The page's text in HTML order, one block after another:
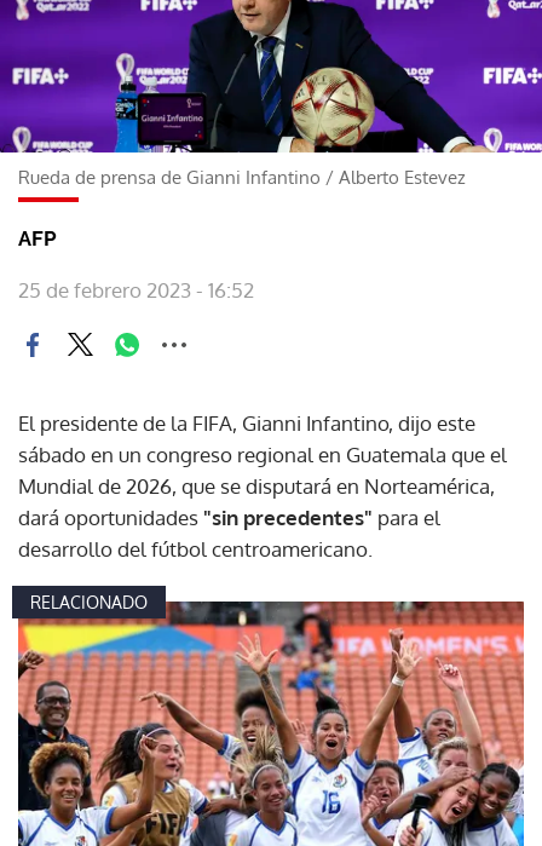
Rueda de prensa de Gianni Infantino / Alberto Estevez
AFP
25 de febrero 2023 - 16:52
El presidente de la FIFA, Gianni Infantino, dijo este
sábado en un congreso regional en Guatemala que el
Mundial de 2026, que se disputará en Norteamérica,
dará oportunidades "sin precedentes" para el
desarrollo del fútbol centroamericano.
RELACIONADO